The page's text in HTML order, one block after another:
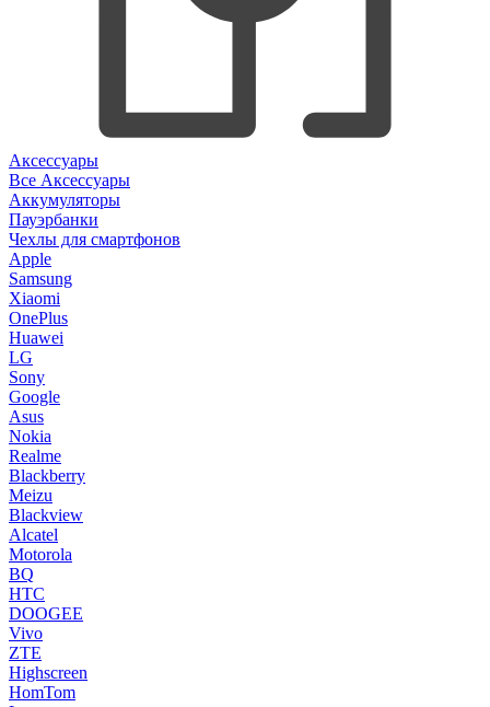
Аксессуары
Все Аксессуары
Аккумуляторы
Пауэрбанки
Чехлы для смартфонов
Apple
Samsung
Xiaomi
OnePlus
Huawei
LG
Sony
Google
Asus
Nokia
Realme
Blackberry
Meizu
Blackview
Alcatel
Motorola
BQ
HTC
DOOGEE
Vivo
ZTE
Highscreen
HomTom